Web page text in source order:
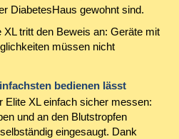
DiabetesHaus gewohnt sind.
tritt den Beweis an: Geräte mit
müssen nicht
bedienen lässt
Elite XL einfach sicher messen:
und an den Blutstropfen
eingesaugt. Dank